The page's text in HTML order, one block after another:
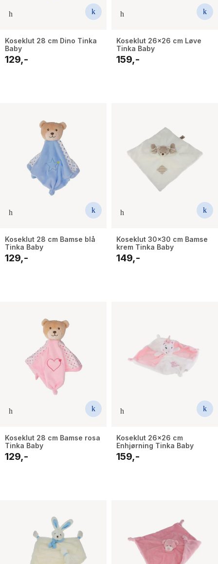
Koseklut 28 cm Dino Tinka
Baby
129,-
Koseklut 26x26 cm Løve
Tinka Baby
159,-
Koseklut 28 cm Bamse blå
Tinka Baby
129,-
Koseklut 30x30 cm Bamse
krem Tinka Baby
149,-
Koseklut 28 cm Bamse rosa
Tinka Baby
129,-
Koseklut 26x26 cm
Enhjørning Tinka Baby
159,-